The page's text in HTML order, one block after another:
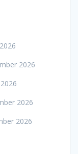
2026
2026
2026